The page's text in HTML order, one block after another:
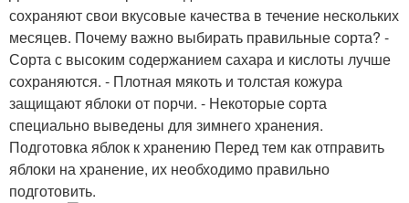
сохраняют свои вкусовые качества в течение нескольких
месяцев. Почему важно выбирать правильные сорта? -
Сорта с высоким содержанием сахара и кислоты лучше
сохраняются. - Плотная мякоть и толстая кожура
защищают яблоки от порчи. - Некоторые сорта
специально выведены для зимнего хранения.
Подготовка яблок к хранению Перед тем как отправить
яблоки на хранение, их необходимо правильно
подготовить.